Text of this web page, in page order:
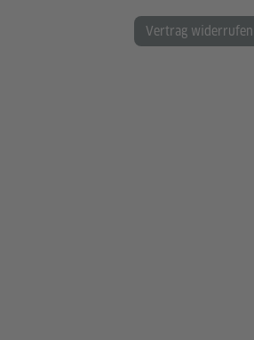
Vertrag widerrufen